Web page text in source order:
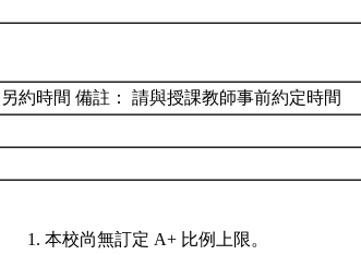
另約時間 備註： 請與授課教師事前約定時間
本校尚無訂定 A+ 比例上限。